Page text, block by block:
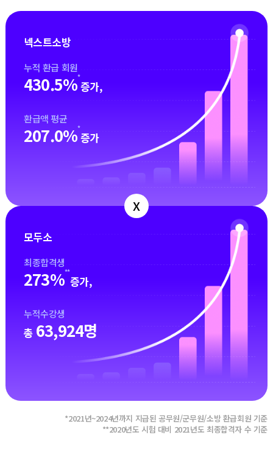
넥스트소방
누적 환급 회원
430.5%*
증가,
환급액 평균
207.0%*
증가
모두소
최종합격생
273%**
증가,
누적수강생
총 63,924명
X
*2021년~2024년까지 지급된 공무원/군무원/소방 환급회원 기준
**2020년도 시험 대비 2021년도 최종합격자 수 기준